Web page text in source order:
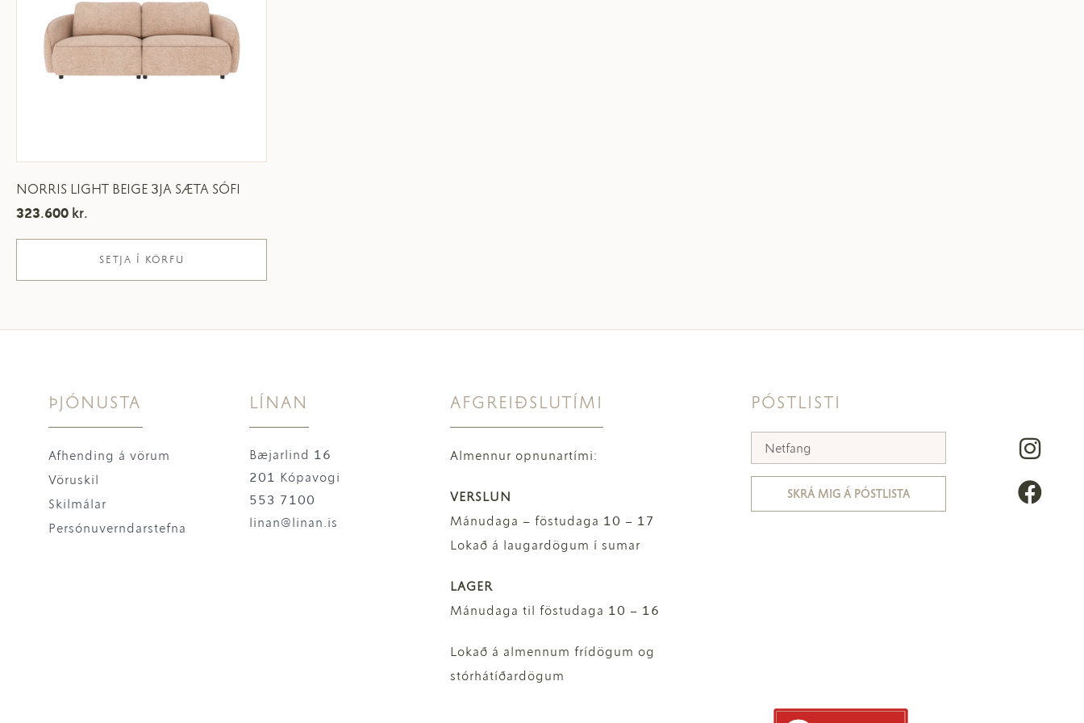
NORRIS LIGHT BEIGE 3JA SÆTA SÓFI
323.600 kr.
SETJA Í KÖRFU
ÞJÓNUSTA
Afhending á vörum
Vöruskil
Skilmálar
Persónuverndarstefna
LÍNAN
Bæjarlind 16
201 Kópavogi
553 7100
linan@linan.is
AFGREIÐSLUTÍMI
Almennur opnunartími:
VERSLUN
Mánudaga – föstudaga 10 – 17
Lokað á laugardögum í sumar
LAGER
Mánudaga til föstudaga 10 – 16
Lokað á almennum frídögum og
stórhátíðardögum
PÓSTLISTI
SKRÁ MIG Á PÓSTLISTA